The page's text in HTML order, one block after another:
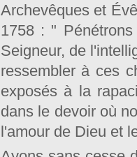
Archevêques et
1758 : "
Seigneur, de
ressembler à ces
exposés à la
dans le devoir où
l'amour de Dieu et